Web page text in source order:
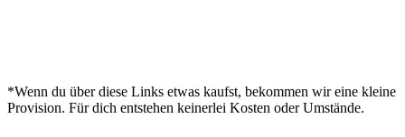
*Wenn du über diese Links etwas kaufst, bekommen wir eine kleine
Provision. Für dich entstehen keinerlei Kosten oder Umstände.